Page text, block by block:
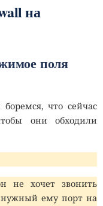
на
поля
что сейчас
они обходили
не хочет звонить
нужный ему порт на